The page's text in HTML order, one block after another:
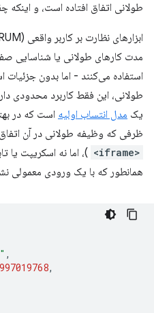
طولانی اتفاق افتاده است، و
مدت کارهای طولانی یا شناسایی
استفاده می‌کنند - اما بدون جزئیات
یک مدل انتساب اولیه است که در
ظرفی که وظیفه طولانی در آن
<iframe>
)، اما نه اسکریپت یا
همانطور که با یک ورودی معمولی
,
,